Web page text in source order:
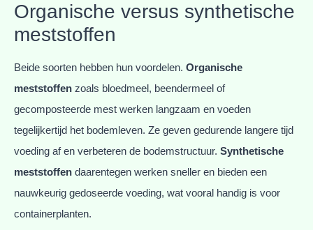
Organische versus synthetische
meststoffen
Beide soorten hebben hun voordelen. Organische
meststoffen zoals bloedmeel, beendermeel of
gecomposteerde mest werken langzaam en voeden
tegelijkertijd het bodemleven. Ze geven gedurende langere tijd
voeding af en verbeteren de bodemstructuur. Synthetische
meststoffen daarentegen werken sneller en bieden een
nauwkeurig gedoseerde voeding, wat vooral handig is voor
containerplanten.